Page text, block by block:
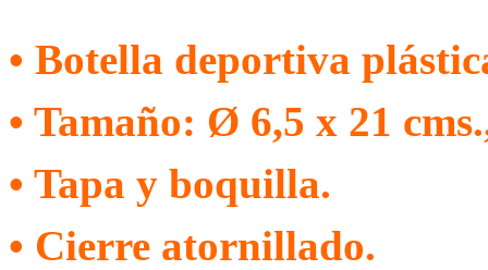
• Botella deportiva
• Tamaño: Ø 6,5 x 21
• Tapa y boquilla.
• Cierre atornillado.